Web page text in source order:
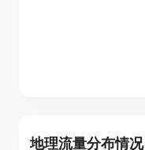
地理流量分布情况